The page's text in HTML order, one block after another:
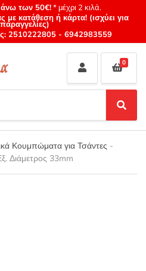
των 50€!* μέχρι 2 κιλά.
κατάθεση ή κάρτα! (ισχύει για
2510222805 - 6942983559
S
e
a
0
Κουμπώματα για Τσάντες -
Διάμετρος 33mm